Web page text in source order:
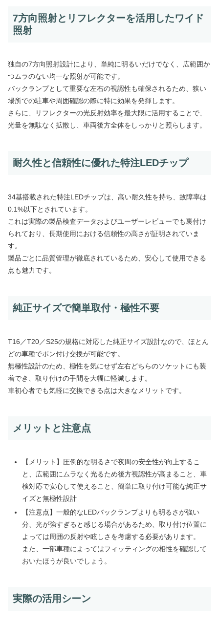
7方向照射とリフレクターを活用したワイド
照射
独自の7方向照射設計により、単純に明るいだけでなく、広範囲か
つムラのない均一な照射が可能です。
バックランプとして重要な左右の視認性も確保されるため、狭い
場所での駐車や周囲確認の際に特に効果を発揮します。
さらに、リフレクターの光反射効率を最大限に活用することで、
光量を無駄なく拡散し、車両後方全体をしっかりと照らします。
耐久性と信頼性に優れた特注LEDチップ
34基搭載された特注LEDチップは、高い耐久性を持ち、故障率は
0.1%以下とされています。
これは実際の製品検査データおよびユーザーレビューでも裏付け
られており、長期使用における信頼性の高さが証明されていま
す。
製品ごとに品質管理が徹底されているため、安心して使用できる
点も魅力です。
純正サイズで簡単取付・極性不要
T16／T20／S25の規格に対応した純正サイズ設計なので、ほとん
どの車種でポン付け交換が可能です。
無極性設計のため、極性を気にせず左右どちらのソケットにも装
着でき、取り付けの手間を大幅に軽減します。
車初心者でも気軽に交換できる点は大きなメリットです。
メリットと注意点
【メリット】圧倒的な明るさで夜間の安全性が向上するこ
と、広範囲にムラなく光るため後方視認性が高まること、車
検対応で安心して使えること、簡単に取り付け可能な純正サ
イズと無極性設計
【注意点】一般的なLEDバックランプよりも明るさが強い
分、光が強すぎると感じる場合があるため、取り付け位置に
よっては周囲の反射や眩しさを考慮する必要があります。
また、一部車種によってはフィッティングの相性を確認して
おいたほうが良いでしょう。
実際の活用シーン